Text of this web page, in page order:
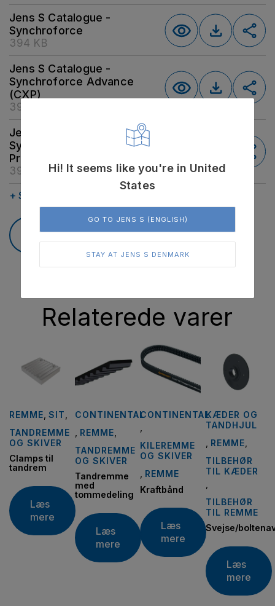
Jens S Catalogue -
Synchroforce
394 KB
Jens S Catalogue -
Synchroforce Advance
(CXP)
396 KB
Jens S Catalogue -
Synchroforce Advance
Pro (CXA)
392 KB
+ See more
Kontakt os Se lagerstatus
Relaterede varer
REMME SIT
TANDREMME
OG SKIVER
Clamps til
tandrem
Læs
mere
CONTINENTAL
REMME
TANDREMME
OG SKIVER
Tandremme
med
tommedeling
Læs
mere
CONTINENTAL
KILEREMME
OG SKIVER
REMME
Kraftbånd
Læs
mere
KÆDER OG
TANDHJUL
REMME
TILBEHØR
TIL KÆDER
TILBEHØR
TIL REMME
Svejse/
Læs
mere
Hi! It seems like you're in United
States
GO TO JENS S (ENGLISH)
STAY AT JENS S DENMARK